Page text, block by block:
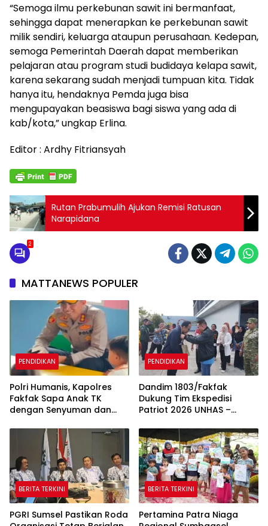
“Semoga ilmu perkebunan sawit ini bermanfaat,
sehingga dapat menerapkan ke perkebunan sawit
milik sendiri, keluarga ataupun perusahaan. Kedepan,
semoga Pemerintah Daerah dapat memberikan
pelajaran atau program studi budidaya kelapa sawit,
karena sekarang sudah menjadi tumpuan kita. Tidak
hanya itu, hendaknya Pemda juga bisa
mengupayakan beasiswa bagi siswa yang ada di
kab/kota,” ungkap Erlina.
Editor : Ardhy Fitriansyah
Rutan Prabumulih Ajukan Remisi Ratusan
Narapidana
2
MATTANEWS POPULER
PENDIDIKAN
Polri Humanis, Kapolres
Fakfak Sapa Anak TK
dengan Senyuman dan
PENDIDIKAN
Dandim 1803/Fakfak
Dukung Tim Ekspedisi
Patriot 2026 UNHAS –
Transmigrasi di Fakfak
BERITA TERKINI
PGRI Sumsel Pastikan Roda
BERITA TERKINI
Pertamina Patra Niaga